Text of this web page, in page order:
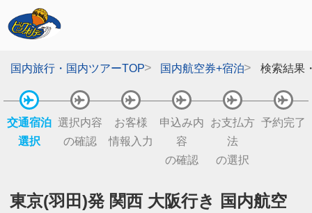
国内旅行・国内ツアーTOP 国内航空券+宿泊 検索結果
交通宿泊
選択
選択内容
の確認
お客様
情報入力
申込み内
容
の確認
お支払方
法
の選択
予約完了
東京(羽田)発 関西 大阪行き 国内航空